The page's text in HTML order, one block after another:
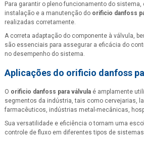
Para garantir o pleno funcionamento do sistema,
instalação e a manutenção do orificio danfoss
realizadas corretamente.
A correta adaptação do componente à válvula,
são essenciais para assegurar a eficácia do
no desempenho do sistema.
Aplicações do orificio danfoss
O orificio danfoss para válvula é amplamente
segmentos da indústria, tais como cervejarias,
farmacêuticos, indústrias metal-mecânicas,
Sua versatilidade e eficiência o tornam uma
controle de fluxo em diferentes tipos de